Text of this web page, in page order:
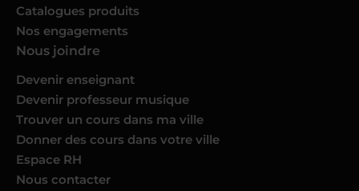
Catalogues produits
Nos engagements
Nous joindre
Devenir enseignant
Devenir professeur musique
Trouver un cours dans ma ville
Donner des cours dans votre ville
Espace RH
Nous contacter